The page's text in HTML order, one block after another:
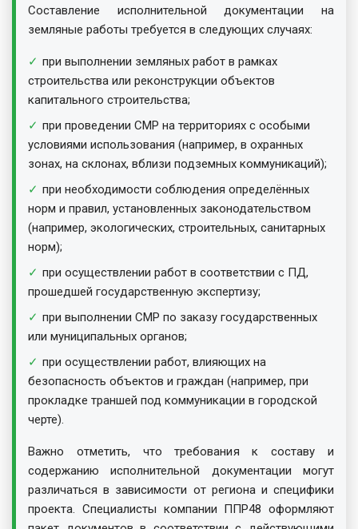
Составление исполнительной документации на
земляные работы требуется в следующих случаях:
при выполнении земляных работ в рамках
строительства или реконструкции объектов
капитального строительства;
при проведении СМР на территориях с особыми
условиями использования (например, в охранных
зонах, на склонах, вблизи подземных коммуникаций);
при необходимости соблюдения определённых
норм и правил, установленных законодательством
(например, экологических, строительных, санитарных
норм);
при осуществлении работ в соответствии с ПД,
прошедшей государственную экспертизу;
при выполнении СМР по заказу государственных
или муниципальных органов;
при осуществлении работ, влияющих на
безопасность объектов и граждан (например, при
прокладке траншей под коммуникации в городской
черте).
Важно отметить, что требования к составу и
содержанию исполнительной документации могут
различаться в зависимости от региона и специфики
проекта. Специалисты компании ППР48 оформляют